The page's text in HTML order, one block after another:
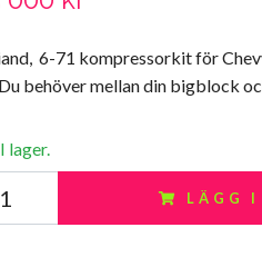
6-71 kompressorkit för
behöver mellan din bigblock
I lager.
LÄGG I